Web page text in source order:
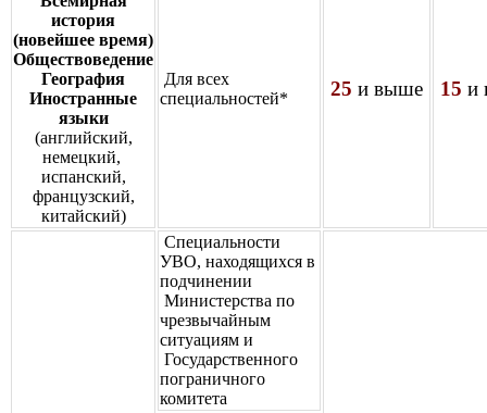
история
(новейшее время)
Обществоведение
География
Иностранные
языки
(английский,
немецкий,
испанский,
французский,
китайский)
Для всех
специальностей*
25 и выше 15 и
Специальности
УВО, находящихся в
подчинении
Министерства по
чрезвычайным
ситуациям и
Государственного
пограничного
комитета